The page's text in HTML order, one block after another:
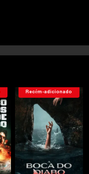
Recém-adicionado